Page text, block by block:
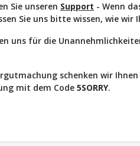
Sie unseren Support - Wenn
Sie uns bitte wissen, wie wir
uns für die
schenken wir
mit dem Code 5SORRY.